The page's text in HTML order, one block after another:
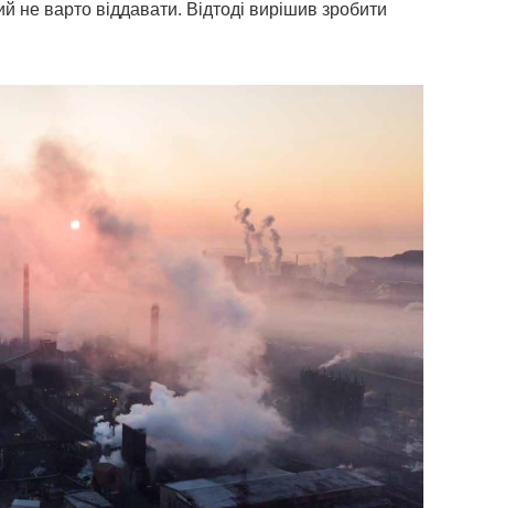
не варто віддавати. Відтоді вирішив зробити